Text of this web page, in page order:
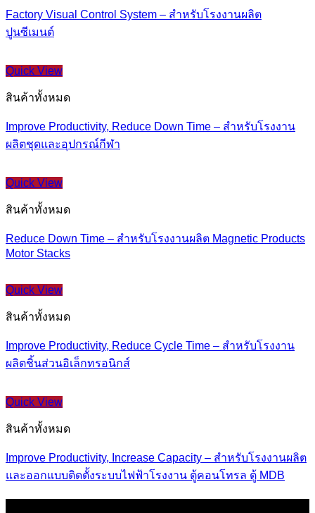
Factory Visual Control System – สำหรับโรงงานผลิต
ปูนซีเมนต์
Quick View
สินค้าทั้งหมด
Improve Productivity, Reduce Down Time – สำหรับโรงงาน
ผลิตชุดและอุปกรณ์กีฬา
Quick View
สินค้าทั้งหมด
Reduce Down Time – สำหรับโรงงานผลิต Magnetic Products
Motor Stacks
Quick View
สินค้าทั้งหมด
Improve Productivity, Reduce Cycle Time – สำหรับโรงงาน
ผลิตชิ้นส่วนอิเล็กทรอนิกส์
Quick View
สินค้าทั้งหมด
Improve Productivity, Increase Capacity – สำหรับโรงงานผลิต
และออกแบบติดตั้งระบบไฟฟ้าโรงงาน ตู้คอนโทรล ตู้ MDB